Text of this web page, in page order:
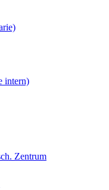
intern)
Zentrum